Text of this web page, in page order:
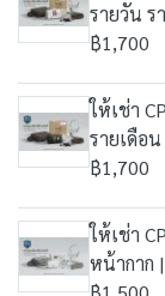
รายวัน ร
฿1,700
ให้เช่า
รายเดือ
฿1,700
ให้เช่า
หน้ากาก